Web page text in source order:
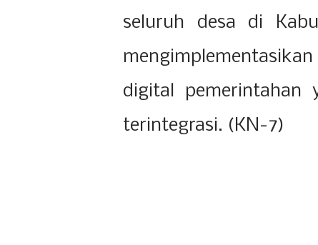
seluruh desa di
digital pemerintahan
terintegrasi. (KN-7)